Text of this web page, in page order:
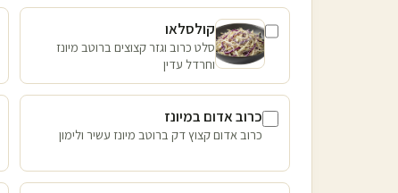
קולסלאו
סלט כרוב וגזר קצוצים ברוטב מיונז
וחרדל עדין
כרוב אדום במיונז
כרוב אדום קצוץ דק ברוטב מיונז עשיר ולימון